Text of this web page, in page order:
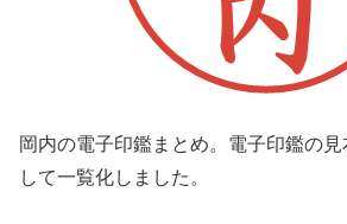
岡内の電子印鑑まとめ。電子印鑑の
して一覧化しました。